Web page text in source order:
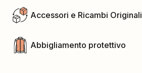
Accessori e Ricambi Originali
Abbigliamento protettivo